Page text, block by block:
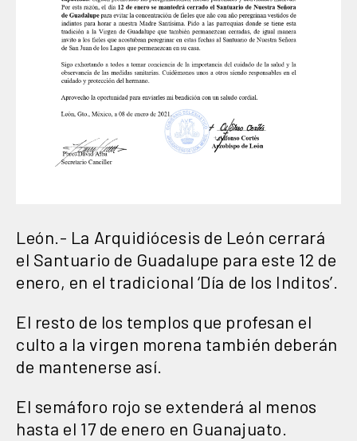
León.- La Arquidiócesis de León cerrará
el Santuario de Guadalupe para este 12 de
enero, en el tradicional ‘Día de los Inditos’.
El resto de los templos que profesan el
culto a la virgen morena también deberán
de mantenerse así.
El semáforo rojo se extenderá al menos
hasta el 17 de enero en Guanajuato.